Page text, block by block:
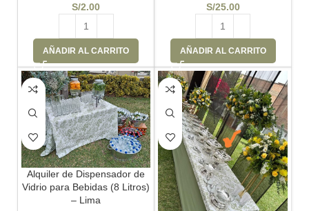
S/2.00
AÑADIR AL CARRITO
S/25.00
AÑADIR AL CARRITO
Alquiler de Dispensador de
Vidrio para Bebidas (8 Litros)
– Lima